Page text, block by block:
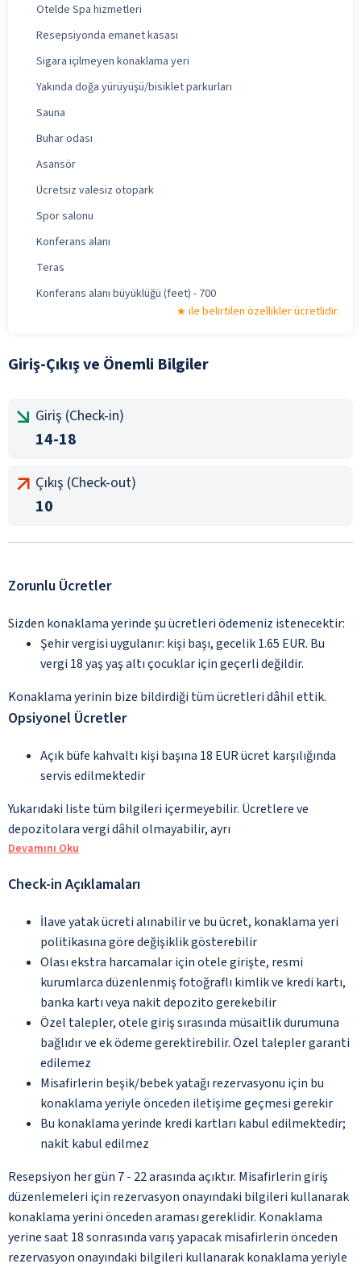
Otelde Spa hizmetleri
Resepsiyonda emanet kasası
Sigara içilmeyen konaklama yeri
Yakında doğa yürüyüşü/bisiklet parkurları
Sauna
Buhar odası
Asansör
Ücretsiz valesiz otopark
Spor salonu
Konferans alanı
Teras
Konferans alanı büyüklüğü (feet) - 700
ile belirtilen özellikler ücretlidir.
Giriş-Çıkış ve Önemli Bilgiler
Giriş (Check-in)
14-18
Çıkış (Check-out)
10
Zorunlu Ücretler
Sizden konaklama yerinde şu ücretleri ödemeniz istenecektir:
Şehir vergisi uygulanır: kişi başı, gecelik 1.65 EUR. Bu
vergi 18 yaş yaş altı çocuklar için geçerli değildir.
Konaklama yerinin bize bildirdiği tüm ücretleri dâhil ettik.
Opsiyonel Ücretler
Açık büfe kahvaltı kişi başına 18 EUR ücret karşılığında
servis edilmektedir
Yukarıdaki liste tüm bilgileri içermeyebilir. Ücretlere ve
depozitolara vergi dâhil olmayabilir, ayrı
Devamını Oku
Check-in Açıklamaları
İlave yatak ücreti alınabilir ve bu ücret, konaklama yeri
politikasına göre değişiklik gösterebilir
Olası ekstra harcamalar için otele girişte, resmi
kurumlarca düzenlenmiş fotoğraflı kimlik ve kredi kartı,
banka kartı veya nakit depozito gerekebilir
Özel talepler, otele giriş sırasında müsaitlik durumuna
bağlıdır ve ek ödeme gerektirebilir. Özel talepler garanti
edilemez
Misafirlerin beşik/bebek yatağı rezervasyonu için bu
konaklama yeriyle önceden iletişime geçmesi gerekir
Bu konaklama yerinde kredi kartları kabul edilmektedir;
nakit kabul edilmez
Resepsiyon her gün 7 - 22 arasında açıktır. Misafirlerin giriş
düzenlemeleri için rezervasyon onayındaki bilgileri kullanarak
konaklama yerini önceden araması gereklidir. Konaklama
yerine saat 18 sonrasında varış yapacak misafirlerin önceden
rezervasyon onayındaki bilgileri kullanarak konaklama yeriyle